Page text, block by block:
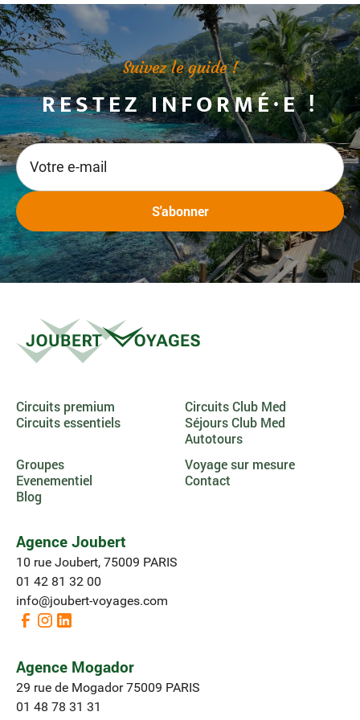
Suivez le guide !
RESTEZ INFORMÉ·E !
Circuits premium
Circuits essentiels
Circuits Club Med
Séjours Club Med
Autotours
Groupes
Evenementiel
Blog
Voyage sur mesure
Contact
Agence Joubert
10 rue Joubert, 75009 PARIS
01 42 81 32 00
info@joubert-voyages.com
Agence Mogador
29 rue de Mogador 75009 PARIS
01 48 78 31 31